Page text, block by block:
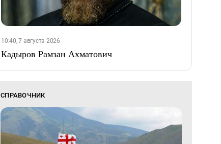
10:40, 7 августа 2026
Кадыров Рамзан Ахматович
СПРАВОЧНИК